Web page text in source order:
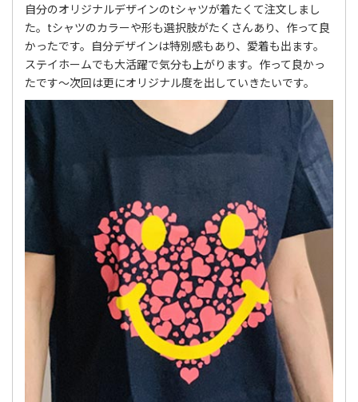
自分のオリジナルデザインのtシャツが着たくて注文しまし
た。tシャツのカラーや形も選択肢がたくさんあり、作って良
かったです。自分デザインは特別感もあり、愛着も出ます。
ステイホームでも大活躍で気分も上がります。作って良かっ
たです〜次回は更にオリジナル度を出していきたいです。